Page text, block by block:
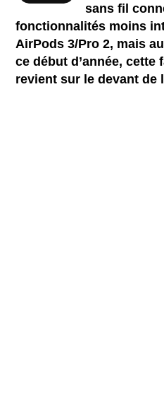
sans fil
fonctionnalités moins
AirPods 3/Pro 2, mais
ce début d’année, cette
revient sur le devant de